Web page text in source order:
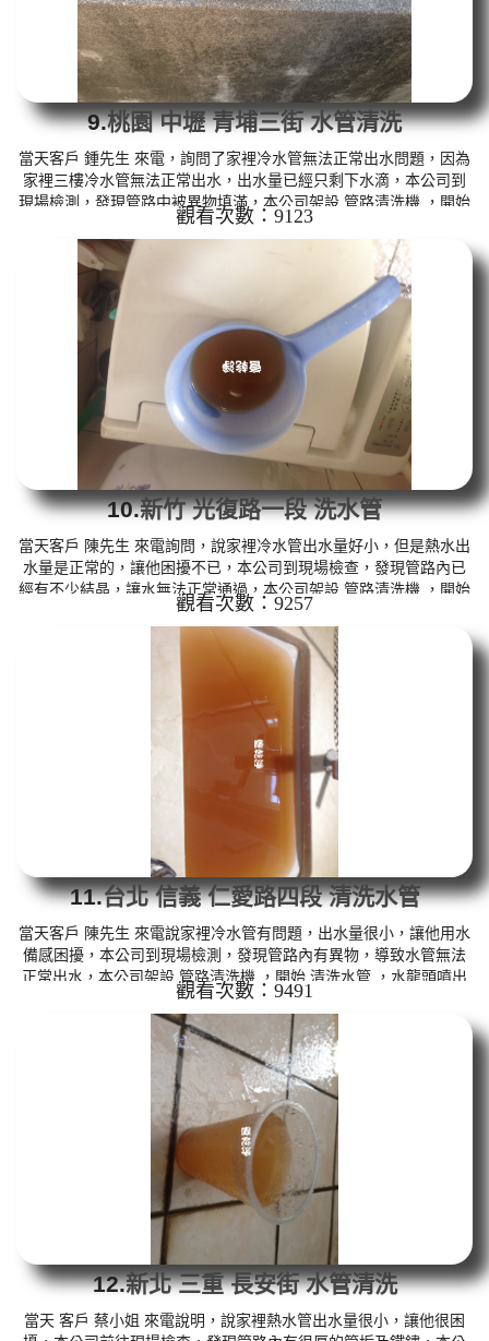
9.桃園 中壢 青埔三街 水管清洗
當天客戶 鍾先生 來電，詢問了家裡冷水管無法正常出水問題，因為
家裡三樓冷水管無法正常出水，出水量已經只剩下水滴，本公司到
現場檢測，發現管路中被異物填滿，本公司架設 管路清洗機 ，開始
清洗水管 ，三角凡爾噴出黑水，如下影片，黑水如青草茶般如下
圖，客戶 鍾先生 看傻了眼，水管管路裡面藏了這麼多東西， 洗水管
時堵塞了一次，本公司改用特殊工法， 水管清洗 約三個小時後，水
管出水已恢復正常，鍾先生 總算能正常用水。 清洗水管, 水管清洗,
洗水管, 熱水管堵塞, 熱水忽冷忽熱 ...
觀看次數：9123
10.新竹 光復路一段 洗水管
當天客戶 陳先生 來電詢問，說家裡冷水管出水量好小，但是熱水出
水量是正常的，讓他困擾不已，本公司到現場檢查，發現管路內已
經有不少結晶，讓水無法正常通過，本公司架設 管路清洗機 ，開始
清洗水管 ，水龍頭噴出黃色的髒水，如下圖片，客戶 陳先生 很好奇
的說，原來裡面躲了這麼多東西， 洗水管 時堵塞了兩次，本公司改
用特殊工法， 水管清洗 約兩個小時後，冷水管出水已恢復正常，客
戶 陳先生 很高興，總算能正常用水。 清洗水管, 水管清洗, 洗水管,
熱水管堵塞, 熱水忽冷忽熱 ...
觀看次數：9257
11.台北 信義 仁愛路四段 清洗水管
當天客戶 陳先生 來電說家裡冷水管有問題，出水量很小，讓他用水
備感困擾，本公司到現場檢測，發現管路內有異物，導致水管無法
正常出水，本公司架設 管路清洗機 ，開始 清洗水管 ，水龍頭噴出
棕黃色的鏽水，如下圖片，客戶 陳先生 看到就覺得很噁心， 洗水管
時堵塞了三次，本公司改用特殊工法， 水管清洗 約兩個小時後，水
管出水正常，客戶 陳先生 很高興，總算有水可以用了。 清洗水管,
水管清洗, 洗水管, 熱水管堵塞, 熱水忽冷忽熱 ...
觀看次數：9491
12.新北 三重 長安街 水管清洗
當天 客戶 蔡小姐 來電說明，說家裡熱水管出水量很小，讓他很困